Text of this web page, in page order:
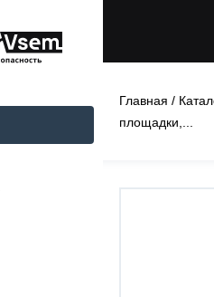
Главная /
площадки,...